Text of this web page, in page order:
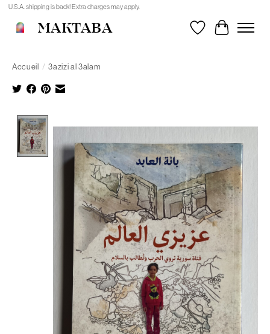
U.S.A. shipping is back! Extra charges may apply.
MAKTABA Liste de souhaits
Panier
Accueil / 3azizi al 3alam